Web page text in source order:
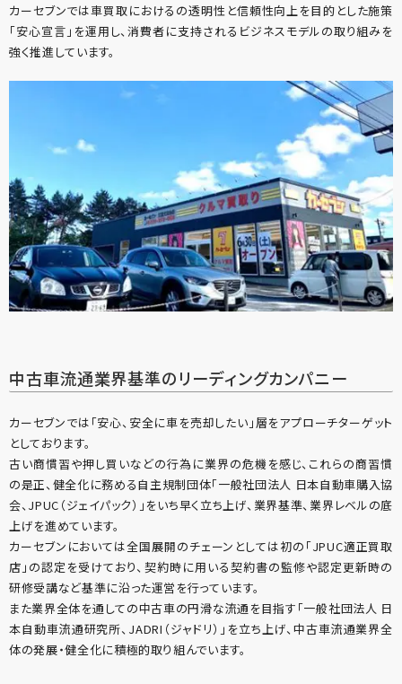
カーセブンでは車買取におけるの透明性と信頼性向上を目的とした施策
「安心宣言」を運用し、消費者に支持されるビジネスモデルの取り組みを
強く推進しています。
中古車流通業界基準のリーディングカンパニー
カーセブンでは「安心、安全に車を売却したい」層をアプローチターゲット
としております。
古い商慣習や押し買いなどの行為に業界の危機を感じ、これらの商習慣
の是正、健全化に務める自主規制団体「一般社団法人 日本自動車購入協
会、JPUC（ジェイパック）」をいち早く立ち上げ、業界基準、業界レベルの底
上げを進めています。
カーセブンにおいては全国展開のチェーンとしては初の「JPUC適正買取
店」の認定を受けており、契約時に用いる契約書の監修や認定更新時の
研修受講など基準に沿った運営を行っています。
また業界全体を通しての中古車の円滑な流通を目指す「一般社団法人 日
本自動車流通研究所、JADRI（ジャドリ）」を立ち上げ、中古車流通業界全
体の発展・健全化に積極的取り組んでいます。